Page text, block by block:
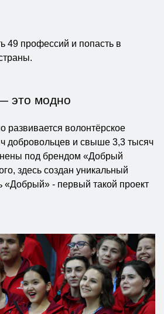
49 профессий и попасть в
это модно
развивается волонтёрское
добровольцев и свыше 3,3 тысяч
под брендом «Добрый
здесь создан уникальный
«Добрый» - первый такой проект